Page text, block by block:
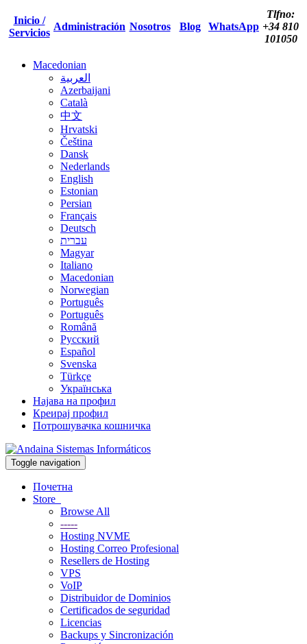
Inicio /
Servicios
Administración Nosotros Blog WhatsApp
Tlfno:
+34 810
101050
Macedonian
العربية
Azerbaijani
Català
中文
Hrvatski
Čeština
Dansk
Nederlands
English
Estonian
Persian
Français
Deutsch
עברית
Magyar
Italiano
Macedonian
Norwegian
Português
Português
Română
Русский
Español
Svenska
Türkçe
Українська
Најава на профил
Креирај профил
Потрошувачка кошничка
Toggle navigation
Почетна
Store
Browse All
-----
Hosting NVME
Hosting Correo Profesional
Resellers de Hosting
VPS
VoIP
Distribuidor de Dominios
Certificados de seguridad
Licencias
Backups y Sincronización